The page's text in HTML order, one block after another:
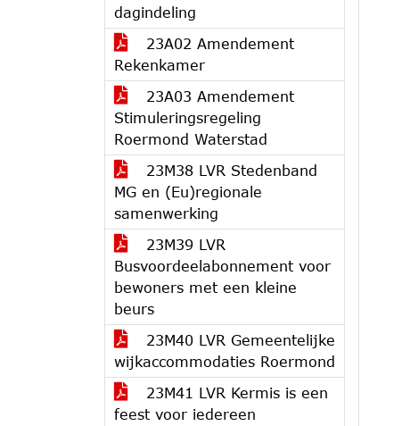
dagindeling
23A02 Amendement
Rekenkamer
23A03 Amendement
Stimuleringsregeling
Roermond Waterstad
23M38 LVR Stedenband
MG en (Eu)regionale
samenwerking
23M39 LVR
Busvoordeelabonnement voor
bewoners met een kleine
beurs
23M40 LVR Gemeentelijke
wijkaccommodaties Roermond
23M41 LVR Kermis is een
feest voor iedereen